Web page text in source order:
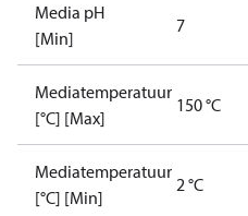
Media pH
[Min]
7
Mediatemperatuur
[°C] [Max]
150 °C
Mediatemperatuur
[°C] [Min]
2 °C